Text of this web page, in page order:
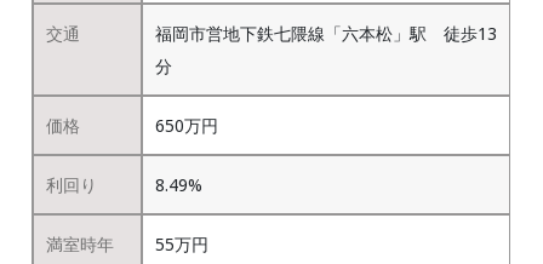
交通
福岡市営地下鉄七隈線「六本松」駅 徒歩13
分
価格 650万円
利回り 8.49%
満室時年
55万円